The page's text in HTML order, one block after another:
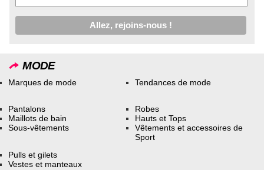
MODE
Marques de mode Tendances de mode
Pantalons
Maillots de bain
Sous-vêtements
Robes
Hauts et Tops
Vêtements et accessoires de
Sport
Pulls et gilets
Vestes et manteaux